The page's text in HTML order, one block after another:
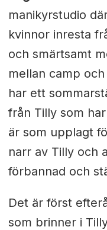
manikyrstudio
kvinnor inresta
och smärtsamt
mellan camp
har ett
från Tilly som
är som upplagt
narr av Tilly och
förbannad och
Det är först
som brinner i